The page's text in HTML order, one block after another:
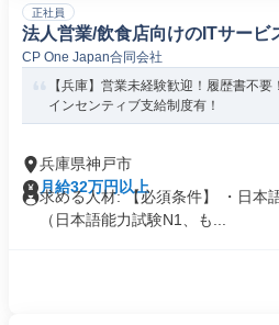
正社員
法人営業/飲食店向けのITサービ
CP One Japan合同会社
【兵庫】営業未経験歓迎！履歴書不
インセンティブ支給制度有！
兵庫県神戸市
月給32万円以上
求める人材: 【必須条件】 ・日本
（日本語能力試験N1、も...